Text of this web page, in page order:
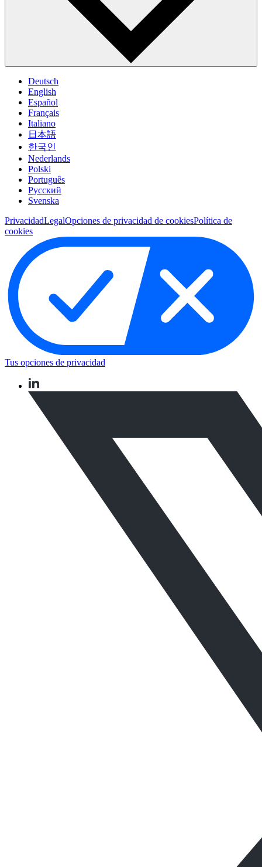
Deutsch
English
Español
Français
Italiano
日本語
한국인
Nederlands
Polski
Português
Pусский
Svenska
PrivacidadLegalOpciones de privacidad de cookiesPolítica de
cookies
Tus opciones de privacidad